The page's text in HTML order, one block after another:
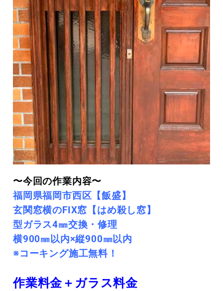
〜今回の作業内容〜
福岡県福岡市西区【飯盛】
玄関窓横のFIX窓【はめ殺し窓】
型ガラス4㎜交換・修理
横900㎜以内×縦900㎜以内
※コーキング施工無料！
作業料金＋ガラス料金